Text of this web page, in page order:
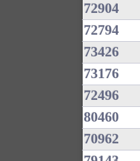
72904
72794
73426
73176
72496
80460
70962